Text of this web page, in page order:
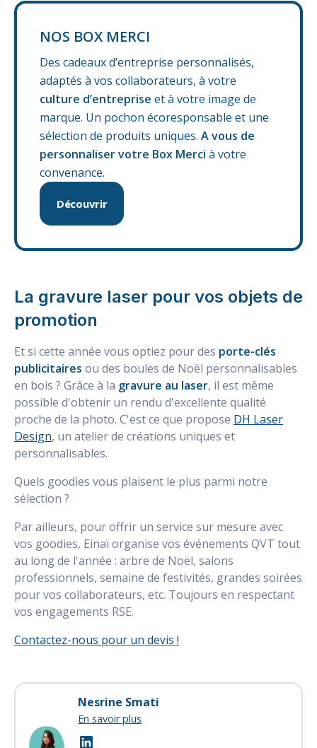
NOS BOX MERCI
Des cadeaux d’entreprise personnalisés,
adaptés à vos collaborateurs, à votre
culture d’entreprise et à votre image de
marque. Un pochon écoresponsable et une
sélection de produits uniques. A vous de
personnaliser votre Box Merci à votre
convenance.
Découvrir
La gravure laser pour vos objets de
promotion
Et si cette année vous optiez pour des porte-clés
publicitaires ou des boules de Noël personnalisables
en bois ? Grâce à la gravure au laser, il est même
possible d'obtenir un rendu d'excellente qualité
proche de la photo. C'est ce que propose DH Laser
Design, un atelier de créations uniques et
personnalisables.
Quels goodies vous plaisent le plus parmi notre
sélection ?
Par ailleurs, pour offrir un service sur mesure avec
vos goodies, Einaï organise vos événements QVT tout
au long de l'année : arbre de Noël, salons
professionnels, semaine de festivités, grandes soirées
pour vos collaborateurs, etc. Toujours en respectant
vos engagements RSE.
Contactez-nous pour un devis !
Nesrine Smati
En savoir plus